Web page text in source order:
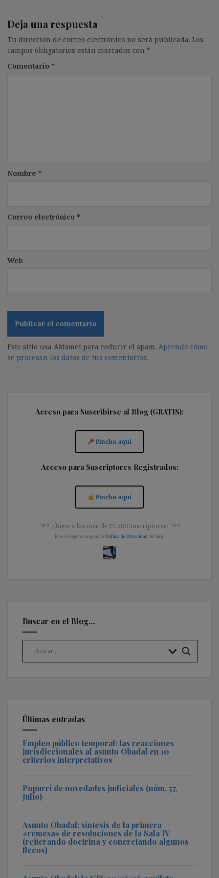
Deja una respuesta
Tu dirección de correo electrónico no será publicada. Los
campos obligatorios están marcados con *
Comentario *
Nombre *
Correo electrónico *
Web
Este sitio usa Akismet para reducir el spam. Aprende cómo
se procesan los datos de tus comentarios.
Acceso para Suscribirse al Blog (GRATIS):
Pincha aquí
Acceso para Suscriptores Registrados:
Pincha aquí
༺ ¡Únete a los más de 11.500 Suscriptores! ༺
[Con el registro aceptas la Política de Privacidad del blog]
Buscar en el Blog…
Últimas entradas
Empleo público temporal: las reacciones
jurisdiccionales al asunto Obadal en 10
criterios interpretativos
Popurrí de novedades judiciales (núm. 57,
Julio)
Asunto Obadal: síntesis de la primera
«remesa» de resoluciones de la Sala IV
(reiterando doctrina y concretando algunos
flecos)